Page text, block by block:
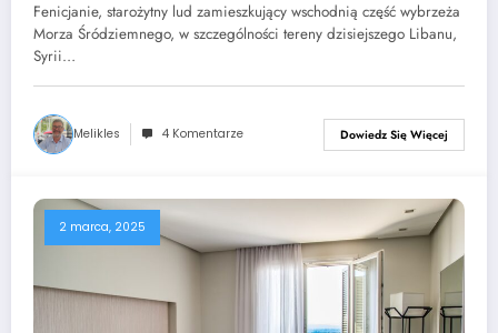
Fenicjanie, starożytny lud zamieszkujący wschodnią część wybrzeża
Morza Śródziemnego, w szczególności tereny dzisiejszego Libanu,
Syrii…
Melikles 4 Komentarze Dowiedz Się Więcej
2 marca, 2025